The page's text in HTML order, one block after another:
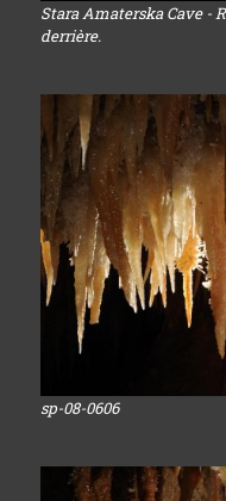
Stara Amaterska Cave -
derrière.
sp-08-0606